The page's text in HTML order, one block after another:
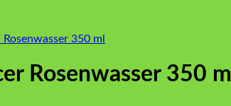
Rosenwasser 350 ml